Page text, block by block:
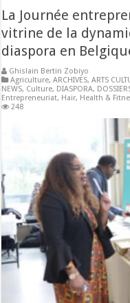
La Journée
vitrine de la
diaspora en
Ghislain Bertin Zobiyo
Agriculture,ARCHIVES,ARTS
NEWS, Culture, DIASPORA,
Entrepreneuriat, Hair, Health &
248